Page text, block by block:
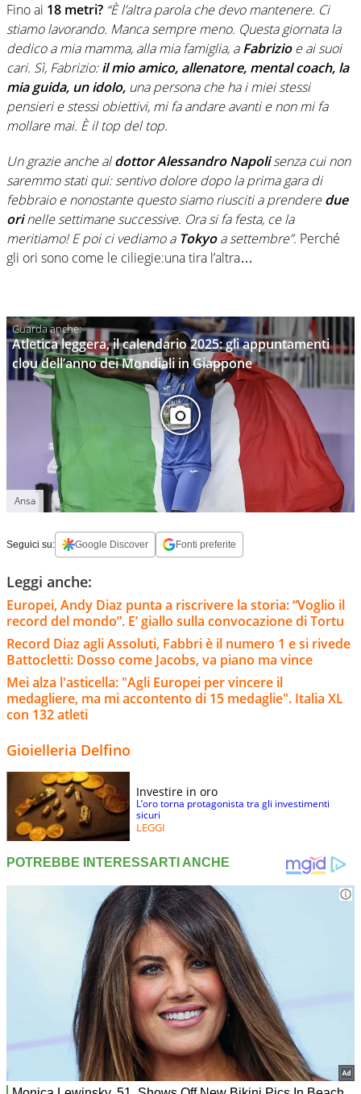
Fino ai 18 metri? “È l’altra parola che devo mantenere. Ci
stiamo lavorando. Manca sempre meno. Questa giornata la
dedico a mia mamma, alla mia famiglia, aFabrizioe ai suoi
cari. Sì, Fabrizio:il mio amico, allenatore, mental coach, la
mia guida, un idolo, una persona che ha i miei stessi
pensieri e stessi obiettivi, mi fa andare avanti e non mi fa
mollare mai. È il top del top.
Un grazie anche aldottor Alessandro Napolisenza cui non
saremmo stati qui: sentivo dolore dopo la prima gara di
febbraio e nonostante questo siamo riusciti a prenderedue
orinelle settimane successive. Ora si fa festa, ce la
meritiamo! E poi ci vediamo a Tokyoa settembre”. Perché
gli ori sono come le ciliegie:una tira l’altra…
Atletica leggera, il calendario 2025: gli appuntamenti
clou dell’anno dei Mondiali in Giappone
Ansa
Seguici su: Google Discover Fonti preferite
Leggi anche:
Europei, Andy Diaz punta a riscrivere la storia: “Voglio il
record del mondo”. E’ giallo sulla convocazione di Tortu
Record Diaz agli Assoluti, Fabbri è il numero 1 e si rivede
Battocletti: Dosso come Jacobs, va piano ma vince
Mei alza l'asticella: "Agli Europei per vincere il
medagliere, ma mi accontento di 15 medaglie". Italia XL
con 132 atleti
Gioielleria Delfino
Investire in oro
L’oro torna protagonista tra gli investimenti
sicuri
LEGGI